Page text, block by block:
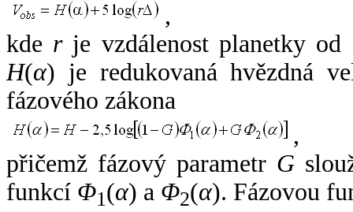
,
kde rje vzdálenost planetky od
H(α) je redukovaná hvězdná
fázového zákona
,
přičemž fázový parametr G
funkcí Φ1(α) a Φ2(α). Fázovou